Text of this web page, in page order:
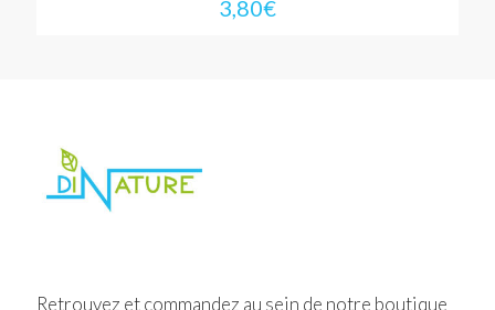
3,80€
Retrouvez et commandez au sein de notre boutique